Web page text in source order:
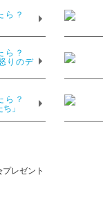
ら？
ら？
りのデ
ら？
」
タルカラーのファブリ
。そして、王様と私＝
を代表する名シーンは
評される。
スマ性、ブリンナーと
とで成立している。映画
系「木曜洋画劇場」版
＞」